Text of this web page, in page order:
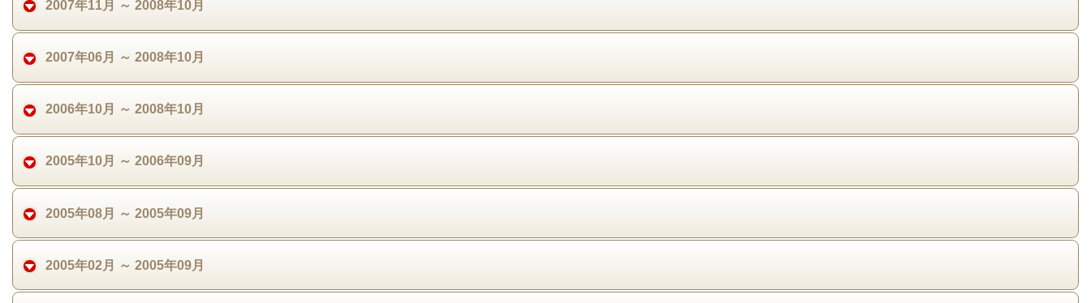
2007年11月 ～ 2008年10月
2007年06月 ～ 2008年10月
2006年10月 ～ 2008年10月
2005年10月 ～ 2006年09月
2005年08月 ～ 2005年09月
2005年02月 ～ 2005年09月